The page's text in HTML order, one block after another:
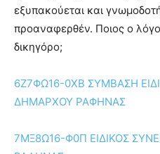
εξυπακούεται και
προαναφερθέν. Ποιος ο
δικηγόρο;
6Ζ7ΦΩ16-0ΧΒ ΣΥΜΒΑΣΗ
ΔΗΜΑΡΧΟΥ ΡΑΦΗΝΑΣ
7ΜΞ8Ω16-Φ0Π ΕΙΔΙΚΟΣ